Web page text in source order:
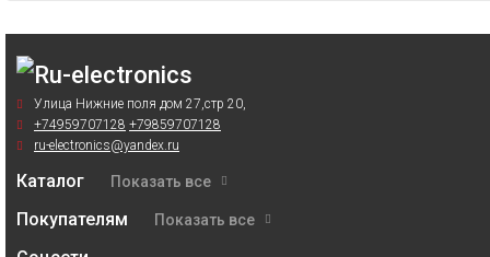
Улица Нижние поля дом 27,стр 20,
+74959707128 +79859707128
ru-electronics@yandex.ru
Каталог Показать все
Покупателям Показать все